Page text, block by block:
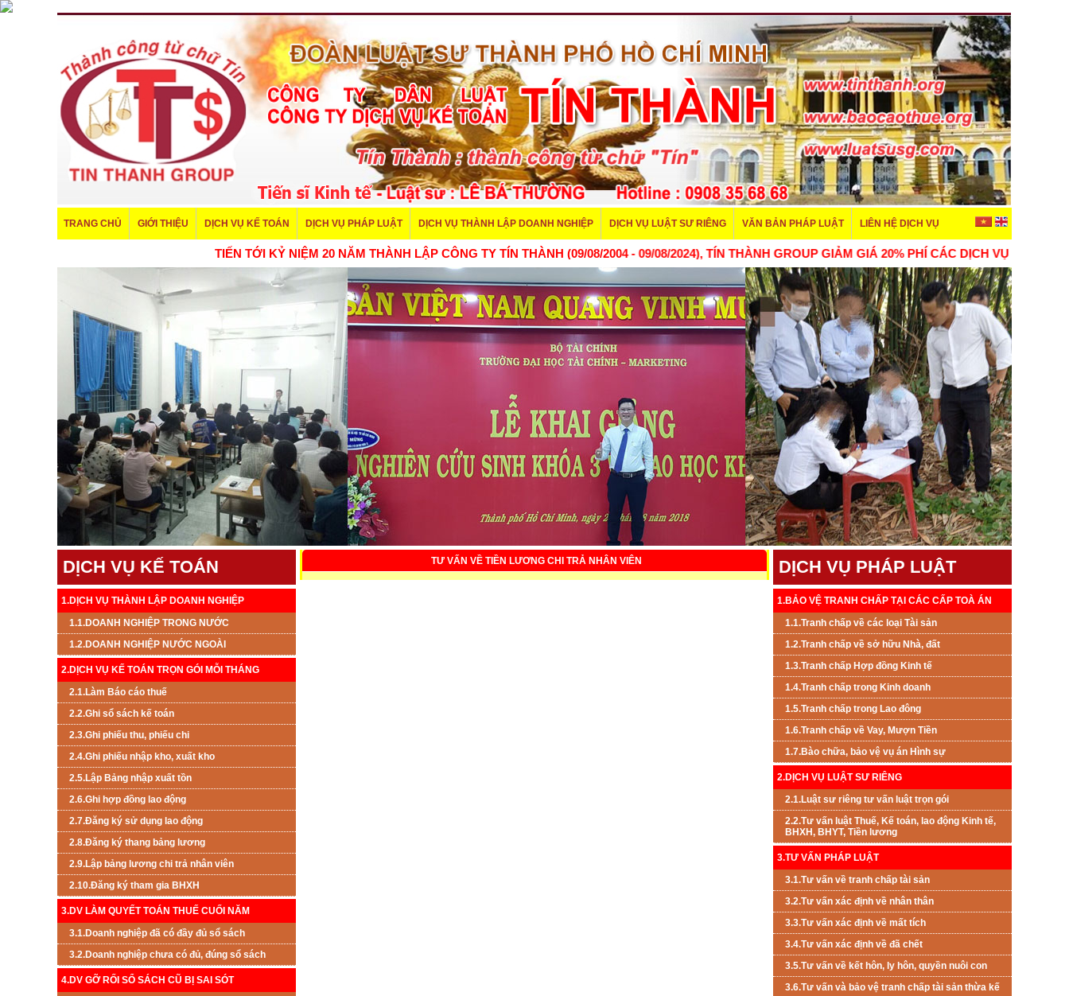
TRANG CHỦ GIỚI THIỆU DỊCH VỤ KẾ TOÁN DỊCH VỤ PHÁP LUẬT DỊCH VỤ THÀNH LẬP DOANH NGHIỆP DỊCH VỤ LUẬT SƯ RIÊNG VĂN BẢN PHÁP LUẬT LIÊN HỆ DỊCH VỤ
TIẾN TỚI KỶ NIỆM 20 NĂM THÀNH LẬP CÔNG TY TÍN THÀNH (09/08/2004 - 09/08/2024), TÍN THÀNH GROUP GIẢM GIÁ 20% PHÍ CÁC DỊCH VỤ
DỊCH VỤ KẾ TOÁN
1.DỊCH VỤ THÀNH LẬP DOANH NGHIỆP
1.1.DOANH NGHIỆP TRONG NƯỚC
1.2.DOANH NGHIỆP NƯỚC NGOÀI
2.DỊCH VỤ KẾ TOÁN TRỌN GÓI MỖI THÁNG
2.1.Làm Báo cáo thuế
2.2.Ghi sổ sách kế toán
2.3.Ghi phiếu thu, phiếu chi
2.4.Ghi phiếu nhập kho, xuất kho
2.5.Lập Bảng nhập xuất tồn
2.6.Ghi hợp đồng lao động
2.7.Đăng ký sử dụng lao động
2.8.Đăng ký thang bảng lương
2.9.Lập bảng lương chi trả nhân viên
2.10.Đăng ký tham gia BHXH
3.DV LÀM QUYẾT TOÁN THUẾ CUỐI NĂM
3.1.Doanh nghiệp đã có đầy đủ sổ sách
3.2.Doanh nghiệp chưa có đủ, đúng sổ sách
4.DV GỠ RỐI SỔ SÁCH CŨ BỊ SAI SÓT
TƯ VẤN VỀ TIỀN LƯƠNG CHI TRẢ NHÂN VIÊN DỊCH VỤ PHÁP LUẬT
1.BẢO VỆ TRANH CHẤP TẠI CÁC CẤP TOÀ ÁN
1.1.Tranh chấp về các loại Tài sản
1.2.Tranh chấp về sở hữu Nhà, đất
1.3.Tranh chấp Hợp đồng Kinh tế
1.4.Tranh chấp trong Kinh doanh
1.5.Tranh chấp trong Lao đông
1.6.Tranh chấp về Vay, Mượn Tiền
1.7.Bào chữa, bảo vệ vụ án Hình sự
2.DỊCH VỤ LUẬT SƯ RIÊNG
2.1.Luật sư riêng tư vấn luật trọn gói
2.2.Tư vấn luật Thuế, Kế toán, lao động Kinh tế,
BHXH, BHYT, Tiền lương
3.TƯ VẤN PHÁP LUẬT
3.1.Tư vấn về tranh chấp tài sản
3.2.Tư vấn xác định về nhân thân
3.3.Tư vấn xác định về mất tích
3.4.Tư vấn xác định về đã chết
3.5.Tư vấn về kết hôn, ly hôn, quyền nuôi con
3.6.Tư vấn và bảo vệ tranh chấp tài sản thừa kế